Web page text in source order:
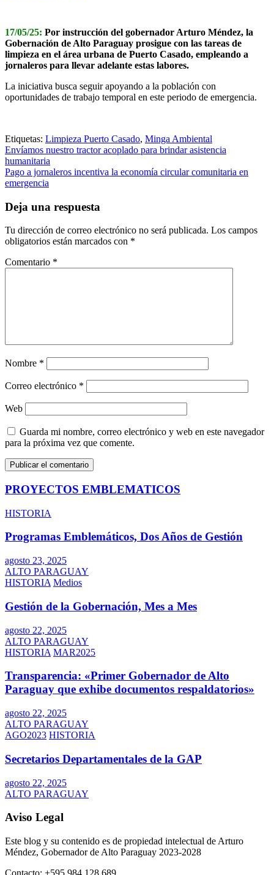
17/05/25: Por instrucción del gobernador Arturo Méndez, la
Gobernación de Alto Paraguay prosigue con las tareas de
limpieza en el área urbana de Puerto Casado, empleando a
jornaleros para llevar adelante estas labores.
La iniciativa busca seguir apoyando a la población con
oportunidades de trabajo temporal en este periodo de emergencia.
Etiquetas: Limpieza Puerto Casado, Minga Ambiental
Navegación
de
entradas
Envíamos nuestro tractor acoplado para brindar asistencia
humanitaria
Pago a jornaleros incentiva la economía circular comunitaria en
emergencia
Deja una respuesta
Tu dirección de correo electrónico no será publicada. Los campos
obligatorios están marcados con *
Comentario *
Nombre *
Correo electrónico *
Web
Guarda mi nombre, correo electrónico y web en este navegador
para la próxima vez que comente.
PROYECTOS EMBLEMATICOS
HISTORIA
Programas Emblemáticos, Dos Años de Gestión
agosto 23, 2025
ALTO PARAGUAY
HISTORIA Medios
Gestión de la Gobernación, Mes a Mes
agosto 22, 2025
ALTO PARAGUAY
HISTORIA MAR2025
Transparencia: «Primer Gobernador de Alto
Paraguay que exhibe documentos respaldatorios»
agosto 22, 2025
ALTO PARAGUAY
AGO2023 HISTORIA
Secretarios Departamentales de la GAP
agosto 22, 2025
ALTO PARAGUAY
Aviso Legal
Este blog y su contenido es de propiedad intelectual de Arturo
Méndez, Gobernador de Alto Paraguay 2023-2028
Contacto: +595 984 128 689